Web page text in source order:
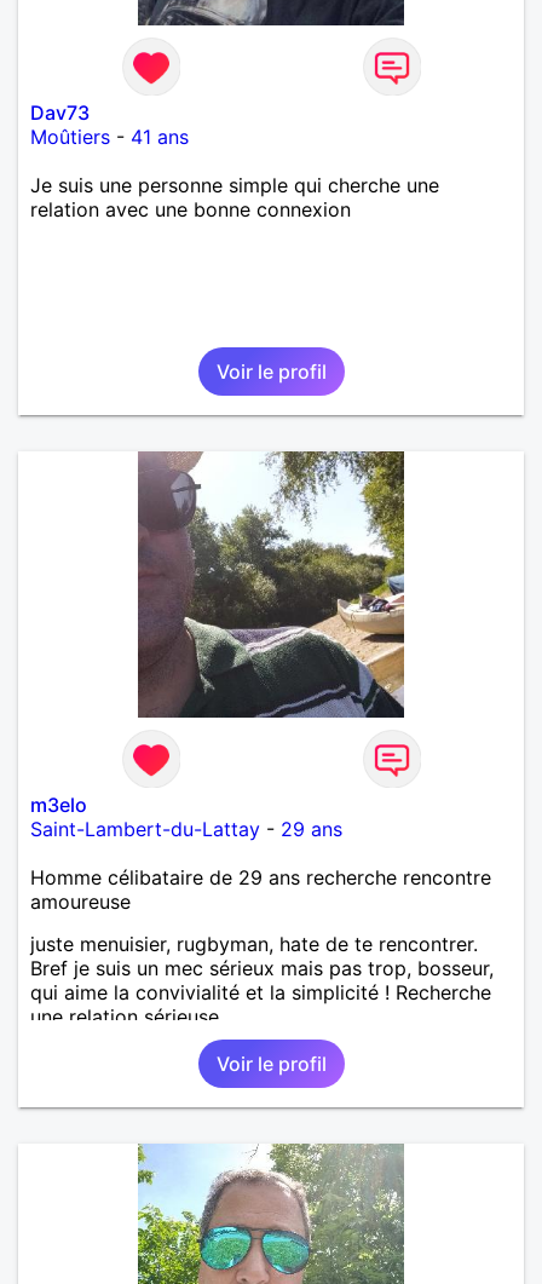
Dav73
Moûtiers - 41 ans
Je suis une personne simple qui cherche une
relation avec une bonne connexion
Voir le profil
m3elo
Saint-Lambert-du-Lattay - 29 ans
Homme célibataire de 29 ans recherche rencontre
amoureuse
juste menuisier, rugbyman, hate de te rencontrer.
Bref je suis un mec sérieux mais pas trop, bosseur,
qui aime la convivialité et la simplicité ! Recherche
une relation sérieuse.
Voir le profil